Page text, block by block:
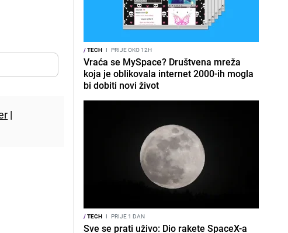
|
/TECH I PRIJE OKO 12H
Vraća se MySpace? Društvena mreža
koja je oblikovala internet 2000-ih mogla
bi dobiti novi život
/TECH I PRIJE 1 DAN
Sve se prati uživo: Dio rakete SpaceX-a